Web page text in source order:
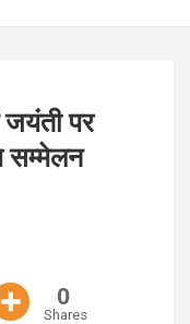
जयंती पर
सम्मेलन
0
Shares